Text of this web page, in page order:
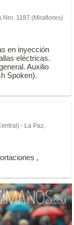
Nro. 1187 (Miraflores)
en inyección
eléctricas.
Auxilio
Spoken).
- La Paz,
,